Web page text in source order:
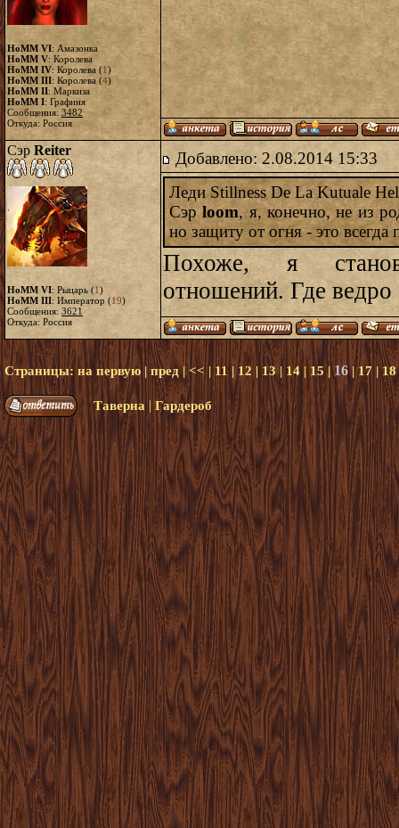
HoMM VI: Амазонка
HoMM V: Королева
HoMM IV: Королева (1)
HoMM III: Королева (4)
HoMM II: Маркиза
HoMM I: Графиня
Сообщения: 3482
Откуда: Россия
Сэр Reiter
HoMM VI: Рыцарь (1)
HoMM III: Император (19)
Сообщения: 3621
Откуда: Россия
Добавлено: 2.08.2014 15:33
Леди Stillness De La Kutuale
Сэрloom, я, конечно, не из
но защиту от огня - это всегда
Похоже, я
отношений. Где
Страницы: на первую | пред|<< | 11| 12|13|14 | 15|16|17 |18
Таверна | Гардероб